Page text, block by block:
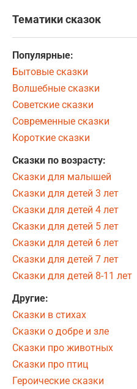
Тематики сказок
Популярные:
Бытовые сказки
Волшебные сказки
Советские сказки
Современные сказки
Короткие сказки
Сказки по возрасту:
Сказки для малышей
Сказки для детей 3 лет
Сказки для детей 4 лет
Сказки для детей 5 лет
Сказки для детей 6 лет
Сказки для детей 7 лет
Сказки для детей 8-11 лет
Другие:
Сказки в стихах
Сказки о добре и зле
Сказки про животных
Сказки про птиц
Героические сказки